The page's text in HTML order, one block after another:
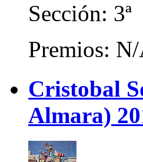
Sección: 3ª
Premios:
Cristobal
Almara)